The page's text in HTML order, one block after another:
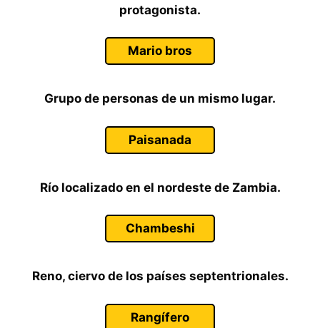
protagonista.
Mario bros
Grupo de personas de un mismo lugar.
Paisanada
Río localizado en el nordeste de Zambia.
Chambeshi
Reno, ciervo de los países septentrionales.
Rangífero